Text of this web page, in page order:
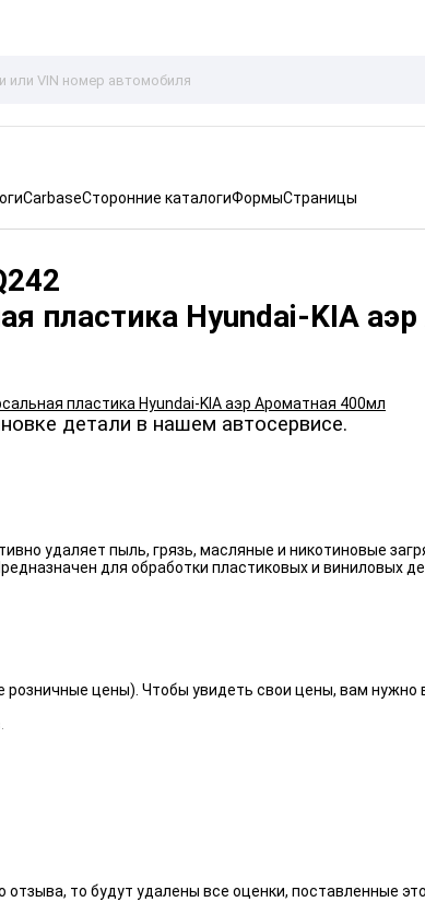
CarbaseСторонние каталогиФормыСтраницы
пластика Hyundai-KIA
детали в нашем автосервисе.
удаляет пыль, грязь, масляные и никотиновые
для обработки пластиковых и виниловых
цены). Чтобы увидеть свои цены, вам нужно
отзыва, то будут удалены все оценки, поставленные